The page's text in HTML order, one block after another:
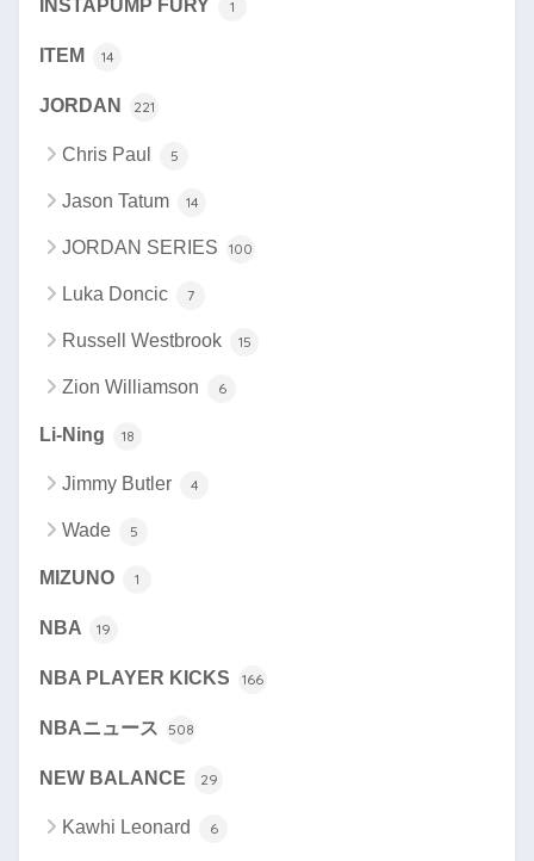
INSTAPUMP FURY 1
ITEM 14
JORDAN 221
Chris Paul 5
Jason Tatum 14
JORDAN SERIES 100
Luka Doncic 7
Russell Westbrook 15
Zion Williamson 6
Li-Ning 18
Jimmy Butler 4
Wade 5
MIZUNO 1
NBA 19
NBA PLAYER KICKS 166
NBAニュース 508
NEW BALANCE 29
Kawhi Leonard 6